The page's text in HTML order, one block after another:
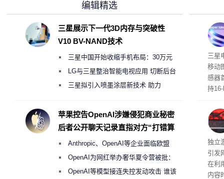
传
三星
移动
感器
持
文
独立
引发
在利
内容
编辑精选
三星展示下一代3D内存与突破性
V10 BV-NAND技术
三星中国开始收缩手机布局：30万元
月销售额不达标门店 将被逐步清退
LG与三星整治智能电视应用 切断后台
偷偷共享带宽的违规行为
三星拟引入喷墨涂层新技术 助力
度
苹果控告OpenAI涉嫌侵犯商业秘密
后者公开聊天记录直指对方“打错算
Anthropic、OpenAI等企业面临欧盟
《人工智能法案》全新执法权限审查
OpenAI为网红举办奢华夏令营被批：
2000美元一晚 遭讽“反乌托邦”
OpenAI等模型接连失控发动攻击 谁该